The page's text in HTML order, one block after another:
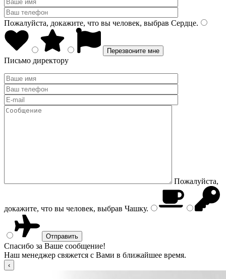
Пожалуйста, докажите, что вы человек, выбрав Сердце.
Письмо директору
Пожалуйста,
докажите, что вы человек, выбрав Чашку.
Спасибо за Ваше сообщение!
Наш менеджер свяжется с Вами в ближайшее время.